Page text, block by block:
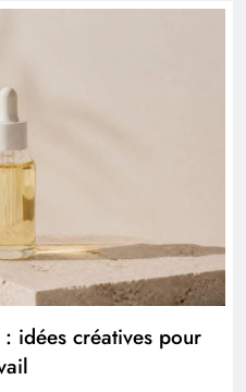
idées créatives pour